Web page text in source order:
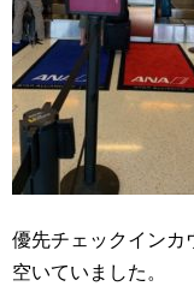
優先チェックインカ
空いていました。